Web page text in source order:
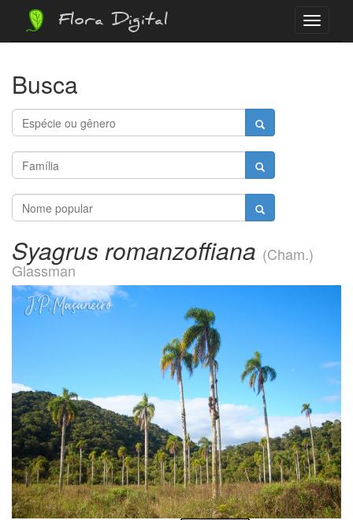
Menu
Flora Digital
Busca
Syagrus romanzoffiana (Cham.)
Glassman